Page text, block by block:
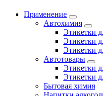
Применение
Автохимия
Этикетки
Этикетки
Этикетки
Автотовары
Этикетки
Этикетки
Бытовая химия